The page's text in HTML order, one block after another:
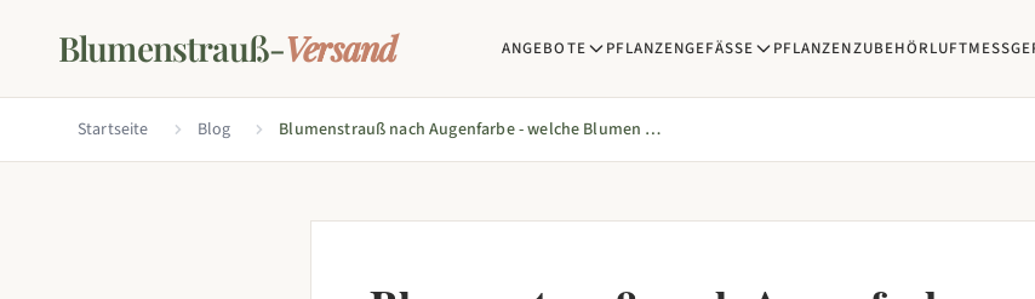
Blumenstrauß-Versand ANGEBOTE PFLANZENGEFÄSSE PFLANZENZUBEHÖR
Startseite Blog Blumenstrauß nach Augenfarbe - welche Blumen zu deinen Augen passen